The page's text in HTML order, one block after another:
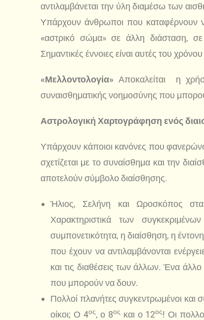
αντιλαμβάνεται την ύλη διαμέσω των
Υπάρχουν άνθρωποι που καταφέρνουν
«αστρικό σώμα» σε άλλη διάσταση,
Σημαντικές έννοιες είναι αυτές του
«Μελλοντολογία» Αποκαλείται η
συναισθηματικής νοημοσύνης που
Αστρολογική Χαρτογράφηση ενός
Υπάρχουν κάποιοι κανόνες που
σχετίζεται με το συναίσθημα και την
αποτελούν σύμβολο διαίσθησης.
Ήλιος, Σελήνη και Ωροσκόπος
Χαρακτηριστικά των
συμπονετικότητα, η διαίσθηση, η
που έχουν να αντιλαμβάνονται
και τις διαθέσεις των άλλων. Ένα
που μπορούν να δουν.
Πολλοί πλανήτες συγκεντρωμένοι και
οίκοι; Ο 4ος, ο 8ος και ο 12ος! Οι